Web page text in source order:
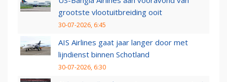
grootste vlootuitbreiding ooit
30-07-2026, 6:45
AIS Airlines gaat jaar langer door met
lijndienst binnen Schotland
30-07-2026, 6:30